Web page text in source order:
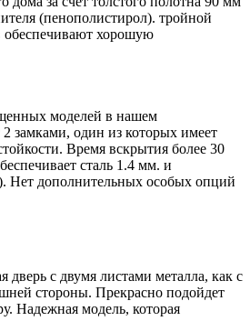
(пенополистирол). тройной
обеспечивают хорошую
моделей в нашем
2 замками, один из которых имеет
Время вскрытия более 30
сталь 1.4 мм. и
Нет дополнительных особых опций
дверь с двумя листами металла, как с
стороны. Прекрасно подойдет
Надежная модель, которая